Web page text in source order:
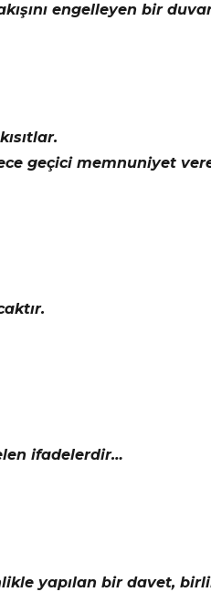
engelleyen bir
geçici memnuniyet
ifadelerdir…
yapılan bir davet,